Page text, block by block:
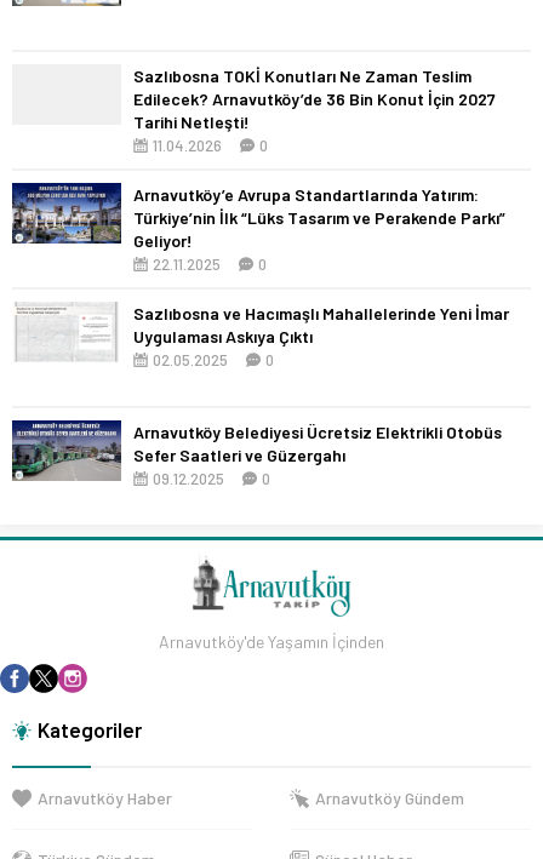
Sazlıbosna TOKİ Konutları Ne Zaman Teslim
Edilecek? Arnavutköy’de 36 Bin Konut İçin 2027
Tarihi Netleşti!
11.04.2026 0
Arnavutköy’e Avrupa Standartlarında Yatırım:
Türkiye’nin İlk “Lüks Tasarım ve Perakende Parkı”
Geliyor!
22.11.2025 0
Sazlıbosna ve Hacımaşlı Mahallelerinde Yeni İmar
Uygulaması Askıya Çıktı
02.05.2025 0
Arnavutköy Belediyesi Ücretsiz Elektrikli Otobüs
Sefer Saatleri ve Güzergahı
09.12.2025 0
Arnavutköy'de Yaşamın İçinden
Kategoriler
Arnavutköy Haber Arnavutköy Gündem